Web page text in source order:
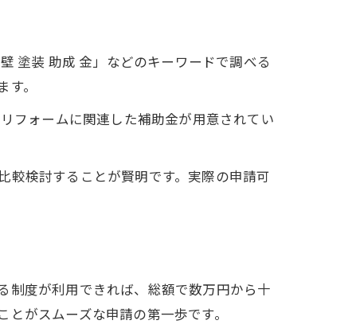
塗装 助成 金」などのキーワードで調べる
。
フォームに関連した補助金が用意されてい
較検討することが賢明です。実際の申請可
制度が利用できれば、総額で数万円から十
がスムーズな申請の第一歩です。